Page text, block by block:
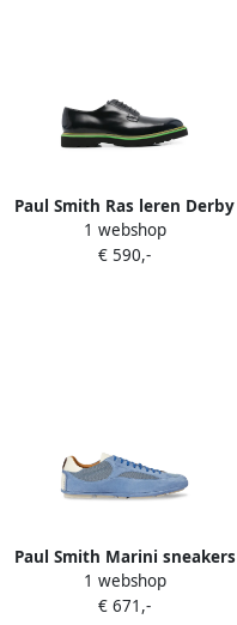
Paul Smith Ras leren Derby
schoenen Blauw
1 webshop
€ 590,-
Paul Smith Marini sneakers
met mesh vlak Blauw
1 webshop
€ 671,-